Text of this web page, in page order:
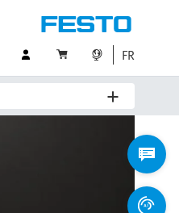
FR